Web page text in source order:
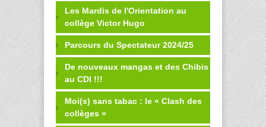
Les Mardis de l'Orientation au
collège Victor Hugo
Parcours du Spectateur 2024/25
De nouveaux mangas et des Chibis
au CDI !!!
Moi(s) sans tabac : le « Clash des
collèges »